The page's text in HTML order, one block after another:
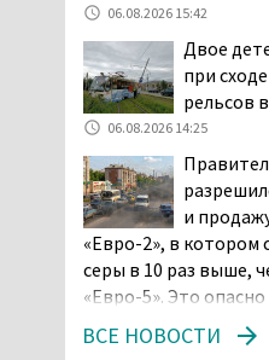
06.08.2026 15:42
Двое
при
рельсов
06.08.2026 14:25
и
«Евро-2», в котором
серы в 10 раз выше,
«Евро-5». Это
повышает износ
06.08.2026 13:53
ВСЕ НОВОСТИ